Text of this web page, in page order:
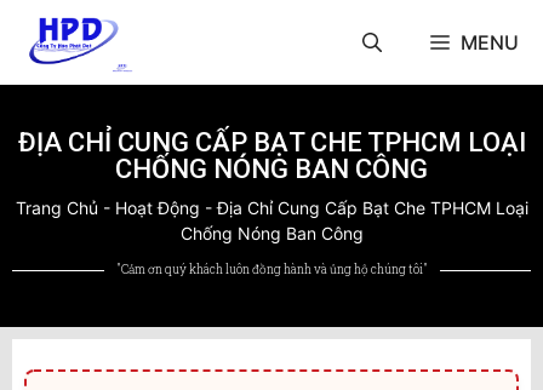
MENU
ĐỊA CHỈ CUNG CẤP BẠT CHE TPHCM LOẠI
CHỐNG NÓNG BAN CÔNG
Trang Chủ - Hoạt Động -Địa Chỉ Cung Cấp Bạt Che TPHCM Loại
Chống Nóng Ban Công
"Cảm ơn quý khách luôn đồng hành và ủng hộ chúng tôi"